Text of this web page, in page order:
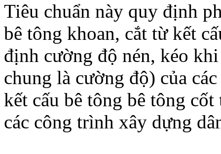
Tiêu chuẩn này quy định
bê tông khoan, cắt từ kết
định cường độ nén, kéo
chung là cường độ) của
kết cấu bê tông bê tông
các công trình xây dựng